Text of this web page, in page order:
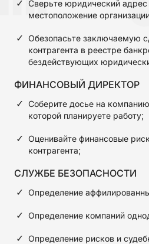
Сверьте юридический адрес
местоположение
Обезопасьте заключаемую
контрагента в реестре
бездействующих
ФИНАНСОВЫЙ ДИРЕКТОР
Соберите досье на
которой планируете работу;
Оценивайте финансовые
контрагента;
СЛУЖБЕ БЕЗОПАСНОСТИ
Определение
Определение компаний
Определение рисков и